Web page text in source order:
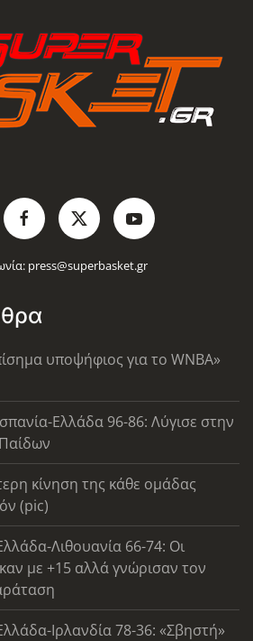
press@superbasket.gr
υποψήφιος για το WNBA»
Ελλάδα 96-86: Λύγισε στην
κίνηση της κάθε ομάδας
(pic)
Λιθουανία 66-74: Οι
με +15 αλλά γνώρισαν τον
Ιρλανδία 78-36: «Σβηστή»